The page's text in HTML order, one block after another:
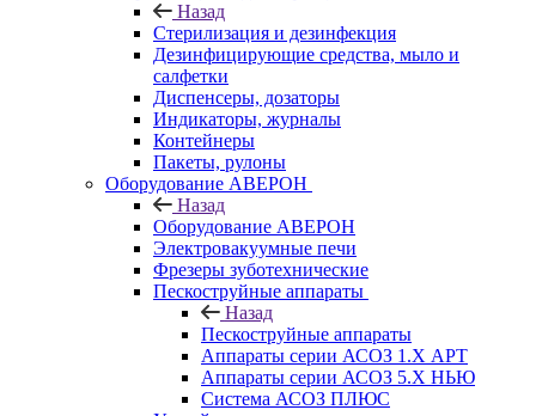
Назад
Стерилизация и дезинфекция
Дезинфицирующие средства, мыло и
салфетки
Диспенсеры, дозаторы
Индикаторы, журналы
Контейнеры
Пакеты, рулоны
Оборудование АВЕРОН
Назад
Оборудование АВЕРОН
Электровакуумные печи
Фрезеры зуботехнические
Пескоструйные аппараты
Назад
Пескоструйные аппараты
Аппараты серии АСОЗ 1.Х АРТ
Аппараты серии АСОЗ 5.Х НЬЮ
Система АСОЗ ПЛЮС